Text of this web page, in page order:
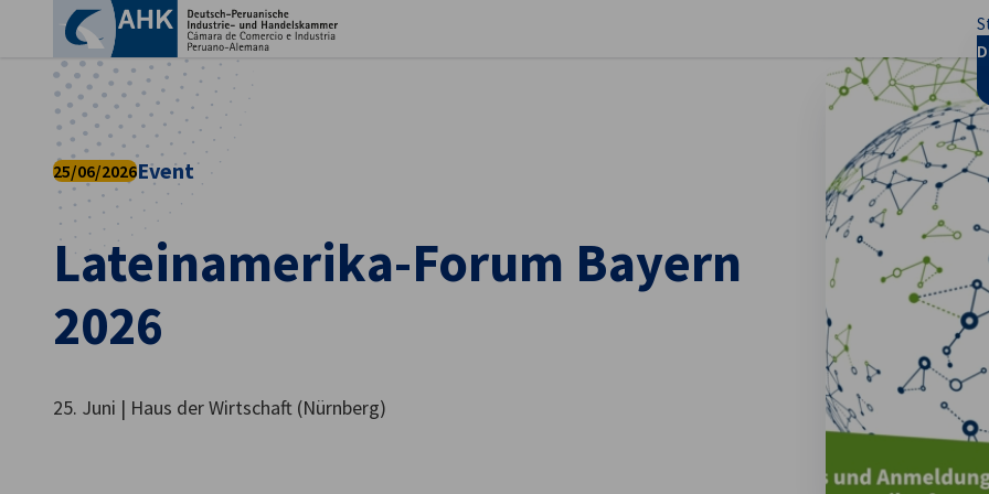
Lateinamerika-Forum Bayern
2026
25/06/2026Event
25. Juni | Haus der Wirtschaft (Nürnberg)